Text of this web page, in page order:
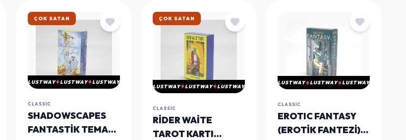
HIZLI KARGO
LUSTWAY LUSTWAY LUSTWAY
CLASSIC
SHADOWSCAPES
FANTASTIK TEMALI
HIZLI KARGO
LUSTWAY LUSTWAY LUSTWAY
CLASSIC
RIDER WAITE
TAROT KARTI
LUSTWAY LUSTWAY LUSTWAY
CLASSIC
EROTIC FANTASY
(EROTIK FANTEZI)